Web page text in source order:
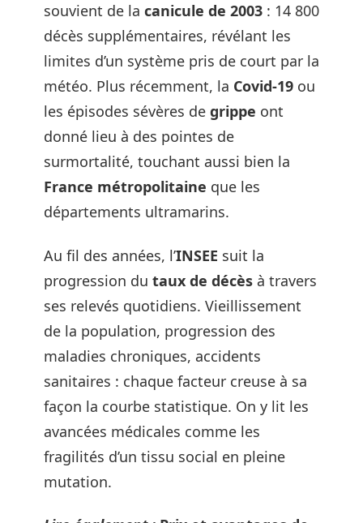
souvient de la canicule de 2003 : 14 800
décès supplémentaires, révélant les
limites d’un système pris de court par la
météo. Plus récemment, la Covid-19 ou
les épisodes sévères de grippe ont
donné lieu à des pointes de
surmortalité, touchant aussi bien la
France métropolitaine que les
départements ultramarins.
Au fil des années, l’INSEE suit la
progression du taux de décès à travers
ses relevés quotidiens. Vieillissement
de la population, progression des
maladies chroniques, accidents
sanitaires : chaque facteur creuse à sa
façon la courbe statistique. On y lit les
avancées médicales comme les
fragilités d’un tissu social en pleine
mutation.